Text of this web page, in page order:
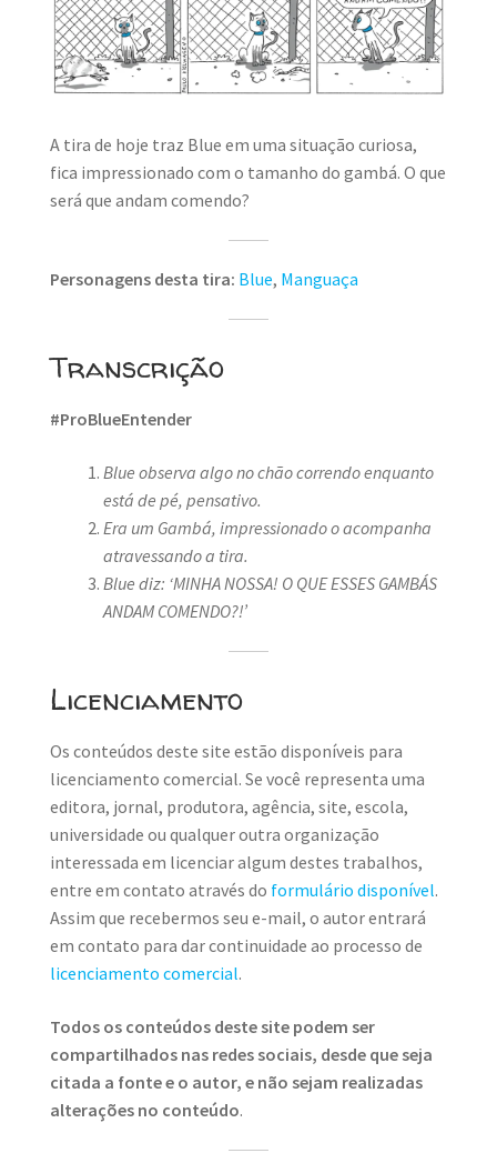
MINHA CONTA
CARRINHO
A tira de hoje traz Blue em uma situação curiosa,
fica impressionado com o tamanho do gambá. O que
será que andam comendo?
Personagens desta tira: Blue, Manguaça
Transcrição
#ProBlueEntender
Blue observa algo no chão correndo enquanto
está de pé, pensativo.
Era um Gambá, impressionado o acompanha
atravessando a tira.
Blue diz: ‘MINHA NOSSA! O QUE ESSES GAMBÁS
ANDAM COMENDO?!’
Licenciamento
Os conteúdos deste site estão disponíveis para
licenciamento comercial. Se você representa uma
editora, jornal, produtora, agência, site, escola,
universidade ou qualquer outra organização
interessada em licenciar algum destes trabalhos,
entre em contato através do formulário disponível.
Assim que recebermos seu e-mail, o autor entrará
em contato para dar continuidade ao processo de
licenciamento comercial.
Todos os conteúdos deste site podem ser
compartilhados nas redes sociais, desde que seja
citada a fonte e o autor, e não sejam realizadas
alterações no conteúdo.